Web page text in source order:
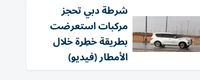
شرطة دبي تحجز
مركبات استعرضت
بطريقة خطِرة خلال
الأمطار (فيديو)